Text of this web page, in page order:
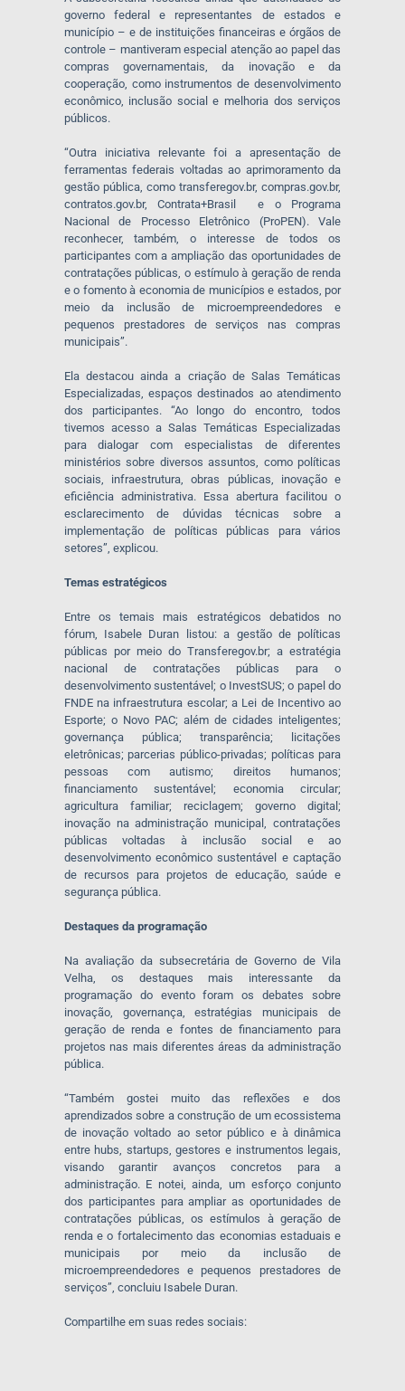
governo federal e representantes de estados e
município – e de instituições financeiras e órgãos de
controle – mantiveram especial atenção ao papel das
compras governamentais, da inovação e da
cooperação, como instrumentos de desenvolvimento
econômico, inclusão social e melhoria dos serviços
públicos.
“Outra iniciativa relevante foi a apresentação de
ferramentas federais voltadas ao aprimoramento da
gestão pública, como transferegov.br, compras.gov.br,
contratos.gov.br, Contrata+Brasil e o Programa
Nacional de Processo Eletrônico (ProPEN). Vale
reconhecer, também, o interesse de todos os
participantes com a ampliação das oportunidades de
contratações públicas, o estímulo à geração de renda
e o fomento à economia de municípios e estados, por
meio da inclusão de microempreendedores e
pequenos prestadores de serviços nas compras
municipais”.
Ela destacou ainda a criação de Salas Temáticas
Especializadas, espaços destinados ao atendimento
dos participantes. “Ao longo do encontro, todos
tivemos acesso a Salas Temáticas Especializadas
para dialogar com especialistas de diferentes
ministérios sobre diversos assuntos, como políticas
sociais, infraestrutura, obras públicas, inovação e
eficiência administrativa. Essa abertura facilitou o
esclarecimento de dúvidas técnicas sobre a
implementação de políticas públicas para vários
setores”, explicou.
Temas estratégicos
Entre os temais mais estratégicos debatidos no
fórum, Isabele Duran listou: a gestão de políticas
públicas por meio do Transferegov.br; a estratégia
nacional de contratações públicas para o
desenvolvimento sustentável; o InvestSUS; o papel do
FNDE na infraestrutura escolar; a Lei de Incentivo ao
Esporte; o Novo PAC; além de cidades inteligentes;
governança pública; transparência; licitações
eletrônicas; parcerias público-privadas; políticas para
pessoas com autismo; direitos humanos;
financiamento sustentável; economia circular;
agricultura familiar; reciclagem; governo digital;
inovação na administração municipal, contratações
públicas voltadas à inclusão social e ao
desenvolvimento econômico sustentável e captação
de recursos para projetos de educação, saúde e
segurança pública.
Destaques da programação
Na avaliação da subsecretária de Governo de Vila
Velha, os destaques mais interessante da
programação do evento foram os debates sobre
inovação, governança, estratégias municipais de
geração de renda e fontes de financiamento para
projetos nas mais diferentes áreas da administração
pública.
“Também gostei muito das reflexões e dos
aprendizados sobre a construção de um ecossistema
de inovação voltado ao setor público e à dinâmica
entre hubs, startups, gestores e instrumentos legais,
visando garantir avanços concretos para a
administração. E notei, ainda, um esforço conjunto
dos participantes para ampliar as oportunidades de
contratações públicas, os estímulos à geração de
renda e o fortalecimento das economias estaduais e
municipais por meio da inclusão de
microempreendedores e pequenos prestadores de
serviços”, concluiu Isabele Duran.
Compartilhe em suas redes sociais: